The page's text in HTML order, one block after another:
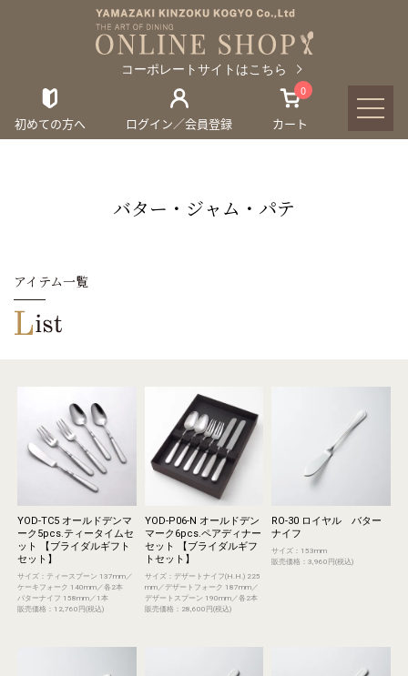
コーポレートサイトはこちら
初めての方へ ログイン／会員登録
0
カート
バター・ジャム・パテ
YOD-TC5 オールドデンマ
ーク5pcs.ティータイムセ
ット 【ブライダルギフト
セット】
サイズ：ティースプーン 137mm／
ケーキフォーク 140mm／各2本
バターナイフ 158mm／1本
販売価格：12,760円(税込)
YOD-P06-N オールドデン
マーク6pcs.ペアディナー
セット 【ブライダルギフ
トセット】
サイズ：デザートナイフ(H.H.) 225
mm／デザートフォーク 187mm／
デザートスプーン 190mm／各2本
販売価格：28,600円(税込)
RO-30 ロイヤル バター
ナイフ
サイズ：153mm
販売価格：3,960円(税込)